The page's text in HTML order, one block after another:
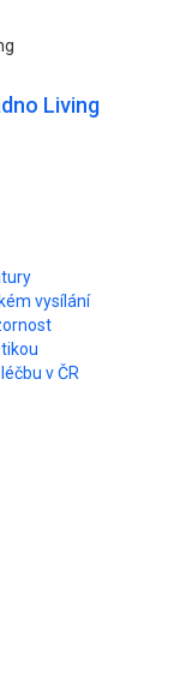
Living
vysílání
v ČR